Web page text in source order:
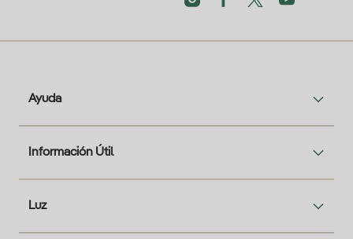
Ayuda
Información Útil
Luz